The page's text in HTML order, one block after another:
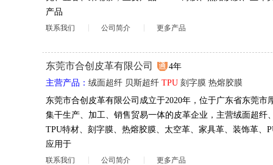
产品
联系我们 公司简介 更多产品
东莞市合创皮革有限公司
4年
主营产品： 绒面超纤 贝斯超纤 TPU 刻字膜 热熔胶膜
东莞市合创皮革有限公司成立于2020年，位于广东省东莞市
集干生产、加工、销售贸易一体的皮革企业，主营绒面超纤
TPU特材、刻字膜、热熔胶膜、太空革、家具革、装饰革、
应用于
联系我们 公司简介 更多产品